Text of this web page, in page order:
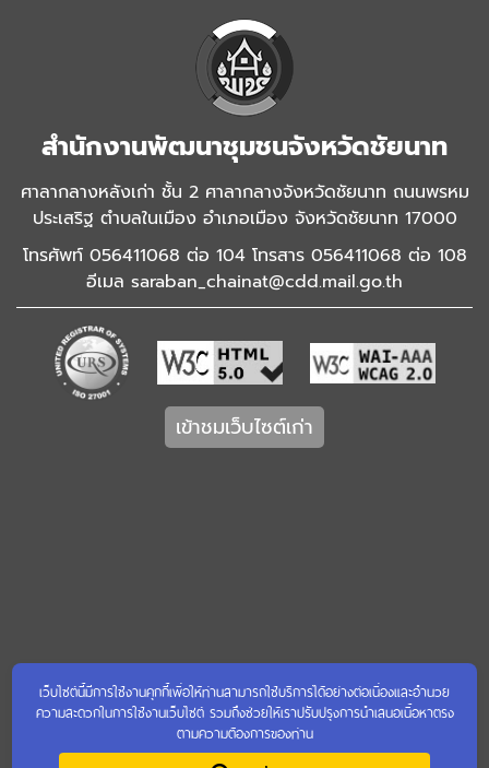
สำนักงานพัฒนาชุมชนจังหวัดชัยนาท
ศาลากลางหลังเก่า ชั้น 2 ศาลากลางจังหวัดชัยนาท ถนนพรหม
ประเสริฐ ตำบลในเมือง อำเภอเมือง จังหวัดชัยนาท 17000
โทรศัพท์ 056411068 ต่อ 104 โทรสาร 056411068 ต่อ 108
อีเมล saraban_chainat@cdd.mail.go.th
เข้าชมเว็บไซต์เก่า
เว็บไซต์นี้มีการใช้งานคุกกี้เพื่อให้ท่านสามารถใช้บริการได้อย่างต่อเนื่องและอำนวย
ความสะดวกในการใช้งานเว็บไซต์ รวมถึงช่วยให้เราปรับปรุงการนำเสนอเนื้อหาตรง
ตามความต้องการของท่าน